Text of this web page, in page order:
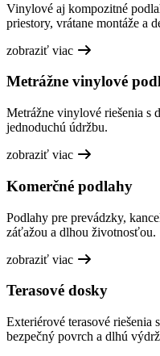
Vinylové aj kompozitné
priestory, vrátane montáže a
zobraziť viac
Metrážne vinylové
Metrážne vinylové riešenia s
jednoduchú údržbu.
zobraziť viac
Komerčné podlahy
Podlahy pre prevádzky,
záťažou a dlhou životnosťou.
zobraziť viac
Terasové dosky
Exteriérové terasové riešenia
bezpečný povrch a dlhú